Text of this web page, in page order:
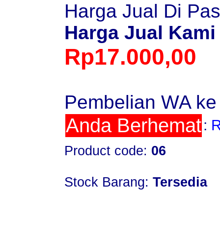
Harga Jual Di
Harga Jual
Rp17.000,00
Pembelian WA
Anda Berhemat:
Product code: 06
Stock Barang: Tersedia